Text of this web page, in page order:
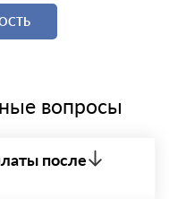
вопросы
после